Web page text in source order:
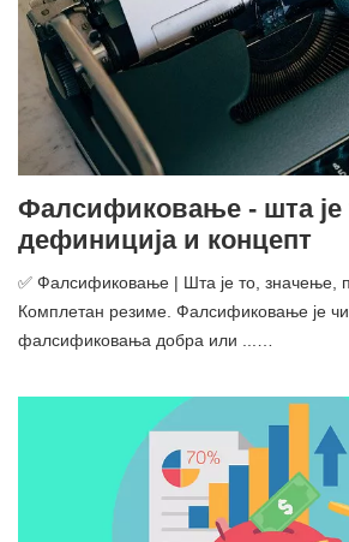
Фалсификовање - шта је
дефиниција и концепт
✅ Фалсификовање | Шта је то, значење,
Комплетан резиме. Фалсификовање је
фалсификовања добра или ...…